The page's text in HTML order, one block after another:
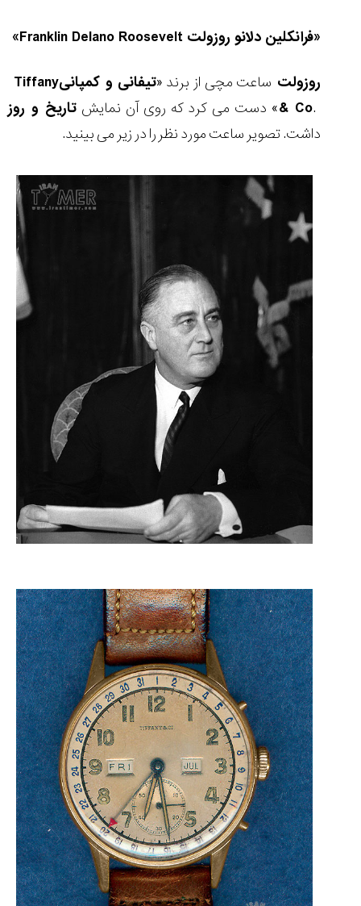
«فرانکلین دلانو روزولت Franklin Delano Roosevelt
»
روزولت ساعت مچی از برند «تیفانی و کمپانیTiffany
& Co. » دست می کرد که روی آن نمایشتاریخ و روز
داشت. تصویر ساعت مورد نظر را در زیر می بینید.